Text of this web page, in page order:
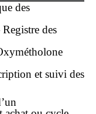
des
des
et suivi des